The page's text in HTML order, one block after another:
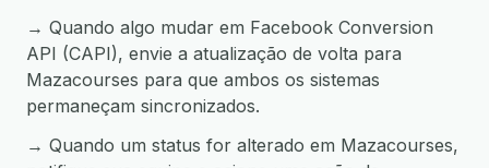
→ Quando algo mudar em Facebook Conversion
API (CAPI), envie a atualização de volta para
Mazacourses para que ambos os sistemas
permaneçam sincronizados.
→ Quando um status for alterado em Mazacourses,